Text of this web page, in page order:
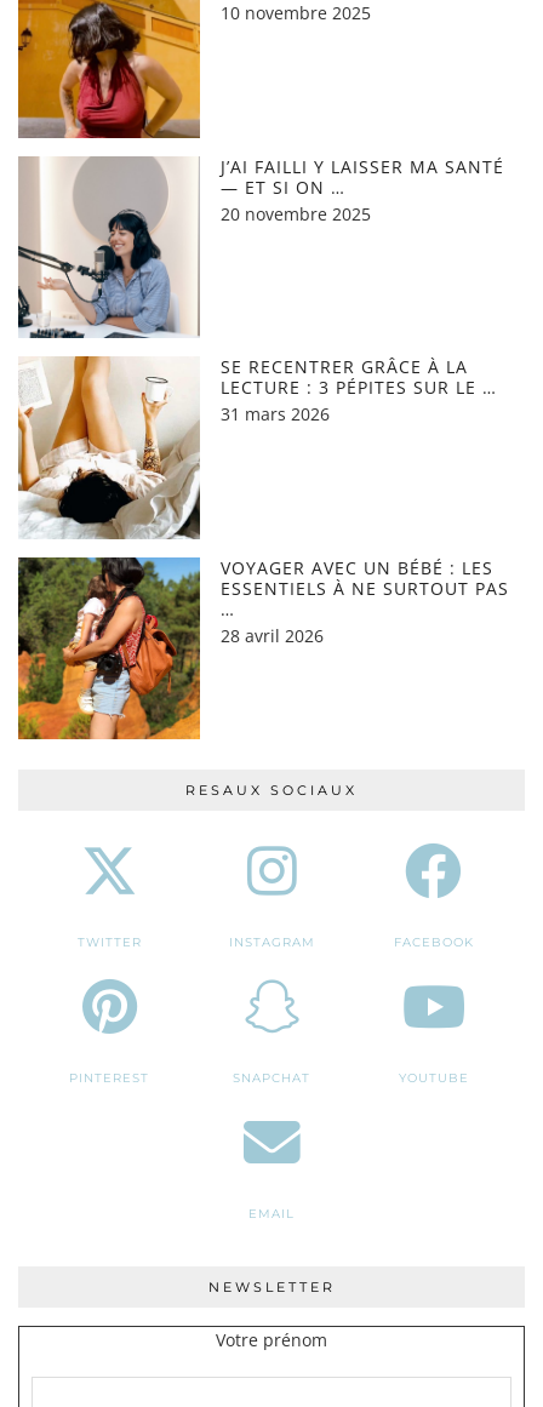
10 novembre 2025
J’AI FAILLI Y LAISSER MA SANTÉ
— ET SI ON …
20 novembre 2025
SE RECENTRER GRÂCE À LA
LECTURE : 3 PÉPITES SUR LE …
31 mars 2026
VOYAGER AVEC UN BÉBÉ : LES
ESSENTIELS À NE SURTOUT PAS
…
28 avril 2026
RESAUX SOCIAUX
TWITTER INSTAGRAM FACEBOOK
PINTEREST SNAPCHAT YOUTUBE
EMAIL
NEWSLETTER
Votre prénom